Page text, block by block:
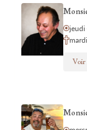
jeudi
Voir